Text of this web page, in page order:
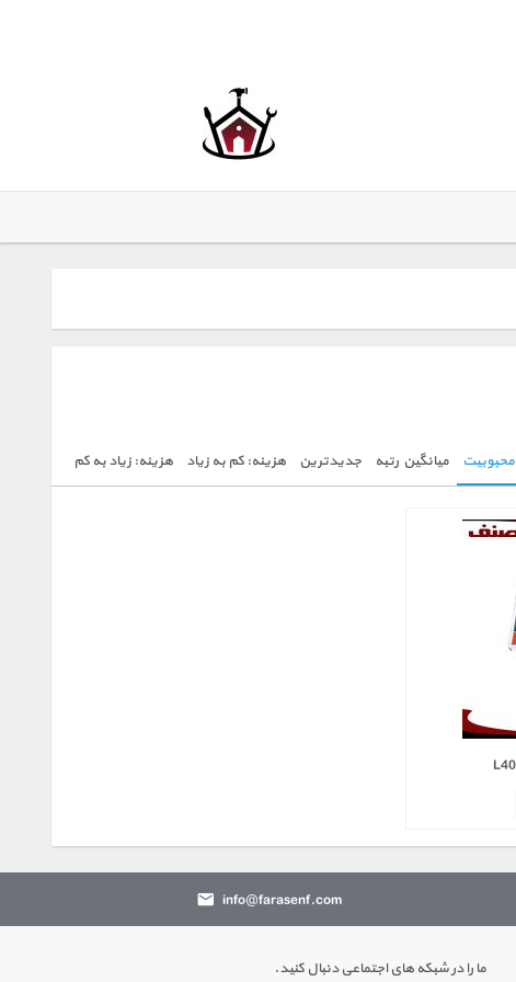
محبوبیت میانگین رتبه جدیدترین هزینه: کم به زیاد هزینه: زیاد به کم
info@farasenf.com
ما را در شبکه های اجتماعی دنبال کنید.